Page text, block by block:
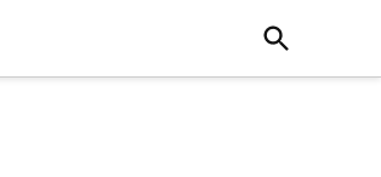
Open
Search